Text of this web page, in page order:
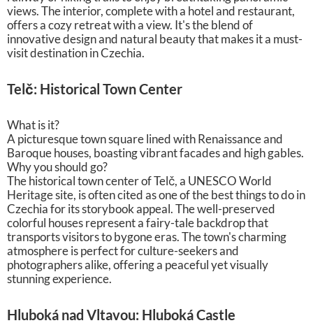
views. The interior, complete with a hotel and restaurant,
offers a cozy retreat with a view. It's the blend of
innovative design and natural beauty that makes it a must-
visit destination in Czechia.
Telč: Historical Town Center
What is it?
A picturesque town square lined with Renaissance and
Baroque houses, boasting vibrant facades and high gables.
Why you should go?
The historical town center of Telč, a UNESCO World
Heritage site, is often cited as one of the best things to do in
Czechia for its storybook appeal. The well-preserved
colorful houses represent a fairy-tale backdrop that
transports visitors to bygone eras. The town's charming
atmosphere is perfect for culture-seekers and
photographers alike, offering a peaceful yet visually
stunning experience.
Hluboká nad Vltavou: Hluboká Castle